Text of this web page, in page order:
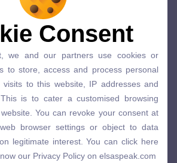
Cảm
thấy
căng
thẳng,
không
thoải
mái
felt tense
during the first few
minutes of the
meeting.(Mọi người
cảm thấy căng thẳng
trong vài phút đầu
của buổi họp.)
Bầu
His rude reply
Consent
to store, access and process personal
visits to this website, IP addresses and
This is to cater a customised browsing
website. You can revoke your consent at
browser settings or object to data
legitimate interest. You can click here
our Privacy Policy on elsaspeak.com
Consent
we and our partners use cookies or
to store, access and process personal
to this website, IP addresses and
is to cater a customised browsing
You can revoke your consent at
browser settings or object to data
legitimate interest. You can click here
our Privacy Policy on elsaspeak.com